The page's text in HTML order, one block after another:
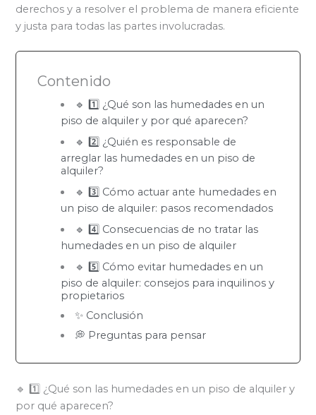
derechos y a resolver el problema de manera eficiente
y justa para todas las partes involucradas.
Contenido
🔹 1️⃣ ¿Qué son las humedades en un
piso de alquiler y por qué aparecen?
🔹 2️⃣ ¿Quién es responsable de
arreglar las humedades en un piso de
alquiler?
🔹 3️⃣ Cómo actuar ante humedades en
un piso de alquiler: pasos recomendados
🔹 4️⃣ Consecuencias de no tratar las
humedades en un piso de alquiler
🔹 5️⃣ Cómo evitar humedades en un
piso de alquiler: consejos para inquilinos y
propietarios
✨ Conclusión
💭 Preguntas para pensar
🔹 1️⃣ ¿Qué son las humedades en un piso de alquiler y
por qué aparecen?